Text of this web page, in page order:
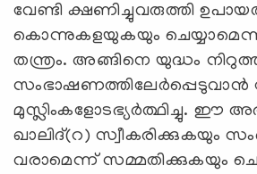
വേണ്ടി ക്ഷണിച്ചുവരുത്തി
കൊന്നുകളയുകയും
തന്ത്രം. അങ്ങിനെ യുദ്ധം
സംഭാഷണത്തിലേര്‍പ്പെടുവാന്‍
മുസ്ലിംകളോടഭ്യര്‍ത്ഥിച്ചു. ഈ
ഖാലിദ്(റ) സ്വീകരിക്കുകയും
വരാമെന്ന് സമ്മതിക്കുകയും